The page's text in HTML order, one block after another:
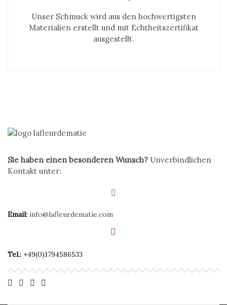
Unser Schmuck wird aus den hochwertigsten
Materialien erstellt und mit Echtheitszertifikat
ausgestellt.
Sie haben einen besonderen Wunsch? Unverbindlichen
Kontakt unter:
Email: info@lafleurdematie.com
Tel.: +49(0)1794586533